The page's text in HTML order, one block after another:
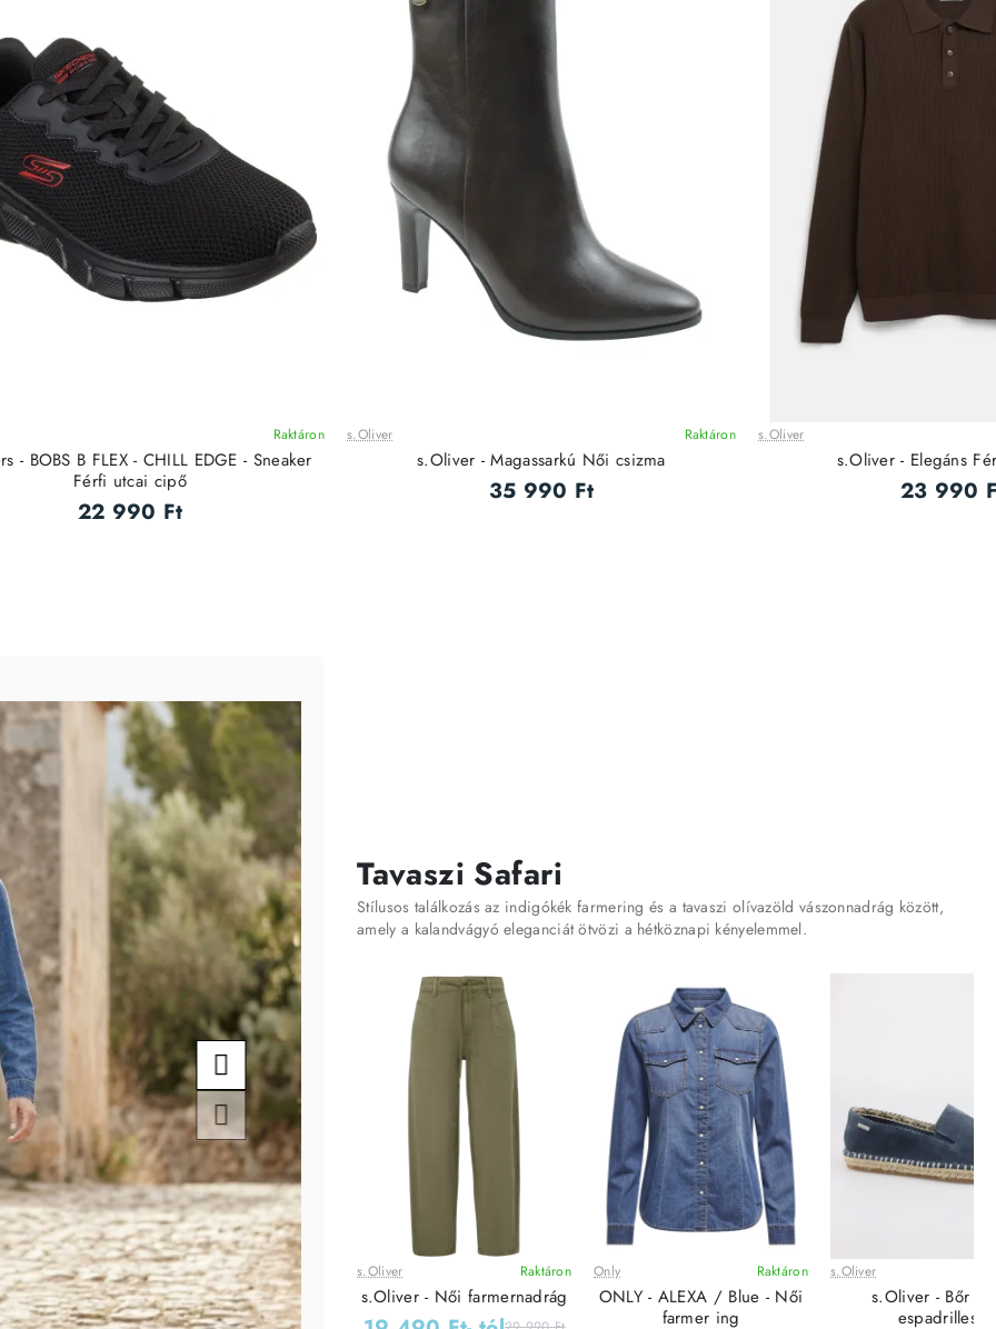
ÚJ
Raktáron
- BOBS B FLEX - CHILL EDGE - Sneaker
Férfi utcai cipő
22 990 Ft
ÚJ
s.Oliver Raktáron
s.Oliver - Magassarkú Női csizma
35 990 Ft
s.Oliver
s.Oliver - Elegáns
23 990
Tavaszi Safari
Stílusos találkozás az indigókék farmering és a tavaszi olívazöld vászonnadrág között,
amely a kalandvágyó eleganciát ötvözi a hétköznapi kényelemmel.
Leárazás
s.Oliver Raktáron
s.Oliver - Női farmernadrág
Leárazás
Only Raktáron
ONLY - ALEXA / Blue - Női
farmer ing
Leárazás
s.Oliver
s.Oliver - Bőr
espadrilles